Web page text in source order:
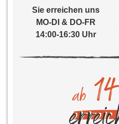
Sie erreichen uns
MO-DI & DO-FR
14:00-16:30 Uhr